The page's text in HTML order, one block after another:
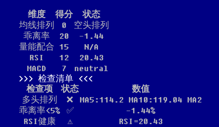
维度 得分
状态
均线排列
0
空头排列
乖离率
20
-1.44
量能配合 15
N/A
RSI
12
20.43
MACD
7
neutral
检查清单
检查项
状态
数值
多头排列
❌
MA5:114.2 MA10:119.04 MA2
乖离率<5%
✅
-1.44%
RSI健康
⚠️
RSI=20.43